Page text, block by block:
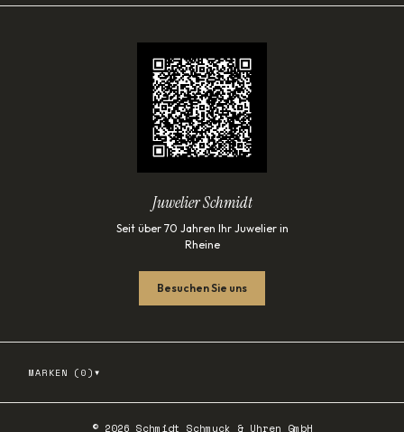
Juwelier Schmidt
Seit über 70 Jahren Ihr Juwelier in
Rheine
Besuchen Sie uns
MARKEN ( 0 ) ▾
© 2026 Schmidt Schmuck & Uhren GmbH